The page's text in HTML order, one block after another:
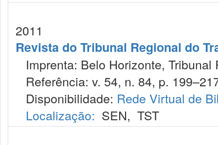
2011
Revista do Tribunal Regional do
Imprenta: Belo Horizonte,
Referência: v. 54, n. 84, p.
Disponibilidade: Rede Virtual de
Localização: SEN, TST